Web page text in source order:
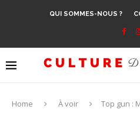
QUI SOMMES-NOUS ?
Home À voir Top gun :